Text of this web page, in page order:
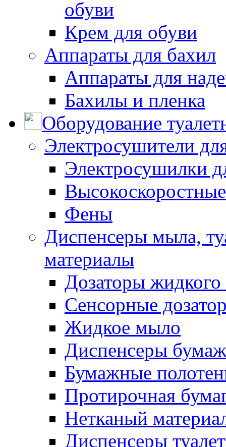
обуви
Крем для обуви
Аппараты для бахил
Аппараты для
Бахилы и пленка
Оборудование
Электросушители
Электросушилки
Фены
Диспенсеры мыла,
материалы
Дозаторы
Сенсорные
Жидкое мыло
Диспенсеры
Бумажные
Протирочная
Нетканый
Диспенсеры